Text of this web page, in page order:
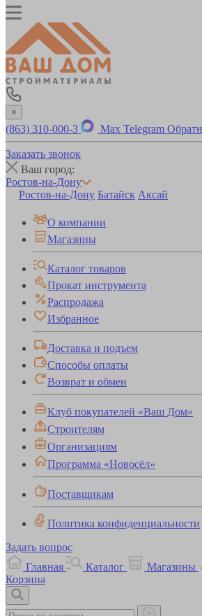
×
(863) 310-000-3 Max Telegram
Заказать звонок
Ваш город:
Ростов-на-Дону
Ростов-на-Дону Батайск Аксай
О компании
Магазины
Каталог товаров
Прокат инструмента
Распродажа
Избранное
Доставка и подъем
Способы оплаты
Возврат и обмен
Клуб покупателей «Ваш Дом»
Строителям
Организациям
Программа «Новосёл»
Поставщикам
Политика конфиденциальности
Задать вопрос
Главная
Каталог Магазины
Корзина